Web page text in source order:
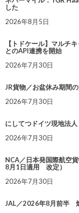
した
2026年8月5日
【トドケール】マルチ
とのAPI連携を開始
2026年7月30日
JR貨物／お盆休み期間
2026年7月30日
にしてつドイツ現地法
2026年7月30日
NCA／日本発国際航空
8月1日適用 改定）
2026年7月30日
JAL／2026年8月前半